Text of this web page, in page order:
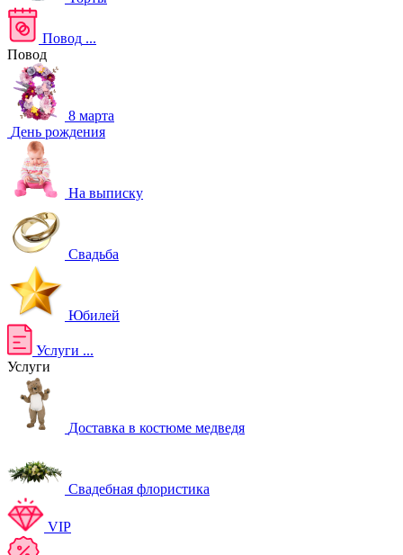
Повод ...
Повод
8 марта
День рождения
На выписку
Свадьба
Юбилей
Услуги ...
Услуги
Доставка в костюме медведя
Свадебная флористика
VIP